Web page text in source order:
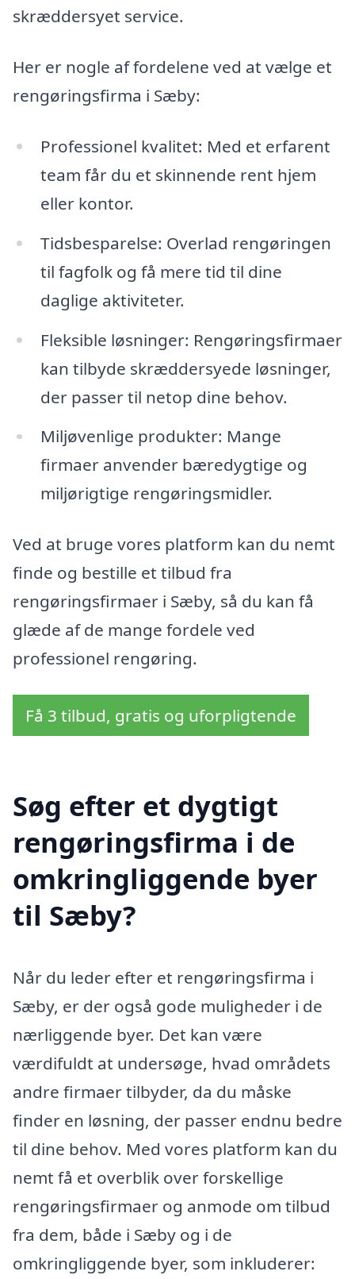
skræddersyet service.
Her er nogle af fordelene ved at vælge et
rengøringsfirma i Sæby:
Professionel kvalitet: Med et erfarent
team får du et skinnende rent hjem
eller kontor.
Tidsbesparelse: Overlad rengøringen
til fagfolk og få mere tid til dine
daglige aktiviteter.
Fleksible løsninger: Rengøringsfirmaer
kan tilbyde skræddersyede løsninger,
der passer til netop dine behov.
Miljøvenlige produkter: Mange
firmaer anvender bæredygtige og
miljørigtige rengøringsmidler.
Ved at bruge vores platform kan du nemt
finde og bestille et tilbud fra
rengøringsfirmaer i Sæby, så du kan få
glæde af de mange fordele ved
professionel rengøring.
Få 3 tilbud, gratis og uforpligtende
Søg efter et dygtigt
rengøringsfirma i de
omkringliggende byer
til Sæby?
Når du leder efter et rengøringsfirma i
Sæby, er der også gode muligheder i de
nærliggende byer. Det kan være
værdifuldt at undersøge, hvad områdets
andre firmaer tilbyder, da du måske
finder en løsning, der passer endnu bedre
til dine behov. Med vores platform kan du
nemt få et overblik over forskellige
rengøringsfirmaer og anmode om tilbud
fra dem, både i Sæby og i de
omkringliggende byer, som inkluderer: